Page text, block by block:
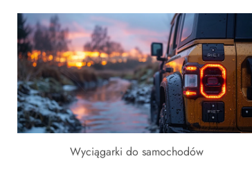
Wyciągarki do samochodów